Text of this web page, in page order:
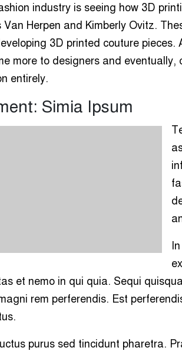
industry is seeing how 3D
Van Herpen and Kimberly Ovitz.
3D printed couture
more to designers and
entirely.
Simia Ipsum
et nemo in qui quia. Sequi
rem perferendis. Est
purus sed tincidunt pharetra.